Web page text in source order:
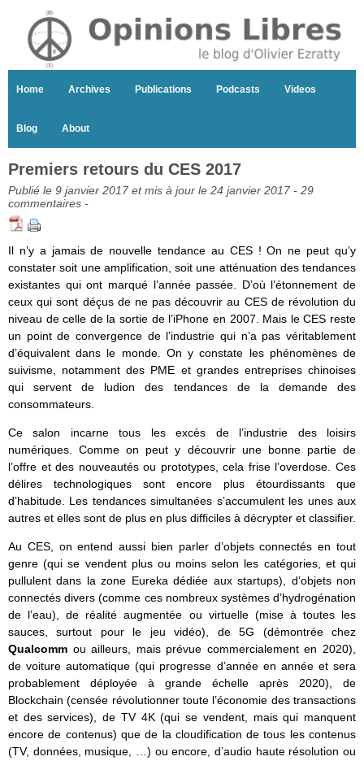
Home Archives Publications Podcasts Videos
Blog About
Premiers retours du CES 2017
Publié le 9 janvier 2017 et mis à jour le 24 janvier 2017 - 29
commentaires -
Il n’y a jamais de nouvelle tendance au CES ! On ne peut qu’y
constater soit une amplification, soit une atténuation des tendances
existantes qui ont marqué l’année passée. D’où l’étonnement de
ceux qui sont déçus de ne pas découvrir au CES de révolution du
niveau de celle de la sortie de l’iPhone en 2007. Mais le CES reste
un point de convergence de l’industrie qui n’a pas véritablement
d’équivalent dans le monde. On y constate les phénomènes de
suivisme, notamment des PME et grandes entreprises chinoises
qui servent de ludion des tendances de la demande des
consommateurs.
Ce salon incarne tous les excès de l’industrie des loisirs
numériques. Comme on peut y découvrir une bonne partie de
l’offre et des nouveautés ou prototypes, cela frise l’overdose. Ces
délires technologiques sont encore plus étourdissants que
d’habitude. Les tendances simultanées s’accumulent les unes aux
autres et elles sont de plus en plus difficiles à décrypter et classifier.
Au CES, on entend aussi bien parler d’objets connectés en tout
genre (qui se vendent plus ou moins selon les catégories, et qui
pullulent dans la zone Eureka dédiée aux startups), d’objets non
connectés divers (comme ces nombreux systèmes d’hydrogénation
de l’eau), de réalité augmentée ou virtuelle (mise à toutes les
sauces, surtout pour le jeu vidéo), de 5G (démontrée chez
Qualcomm ou ailleurs, mais prévue commercialement en 2020),
de voiture automatique (qui progresse d’année en année et sera
probablement déployée à grande échelle après 2020), de
Blockchain (censée révolutionner toute l’économie des transactions
et des services), de TV 4K (qui se vendent, mais qui manquent
encore de contenus) que de la cloudification de tous les contenus
(TV, données, musique, …) ou encore, d’audio haute résolution ou